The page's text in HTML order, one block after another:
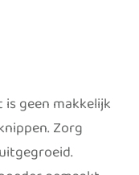
geen makkelijk
Zorg